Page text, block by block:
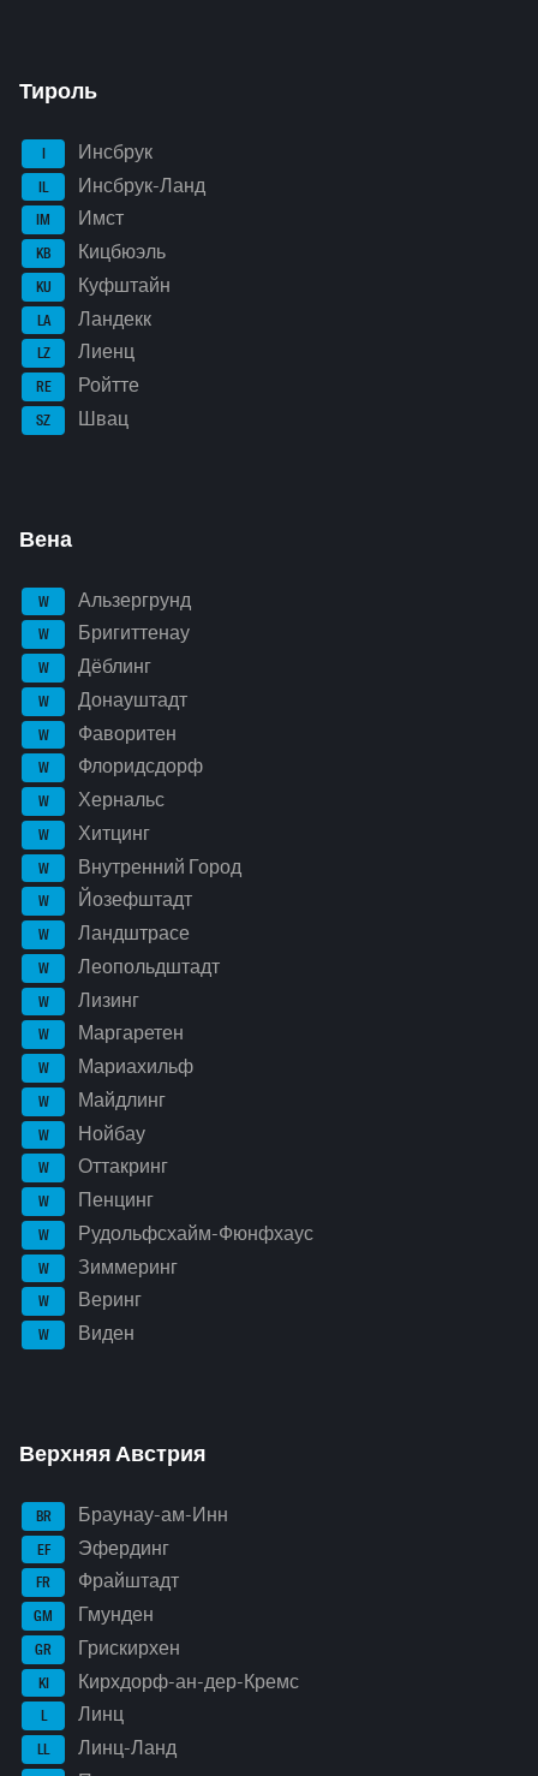
Тироль
I Инсбрук
IL Инсбрук-Ланд
IM Имст
KB Кицбюэль
KU Куфштайн
LA Ландекк
LZ Лиенц
RE Ройтте
SZ Швац
Вена
W Альзергрунд
W Бригиттенау
W Дёблинг
W Донауштадт
W Фаворитен
W Флоридсдорф
W Хернальс
W Хитцинг
W Внутренний Город
W Йозефштадт
W Ландштрасе
W Леопольдштадт
W Лизинг
W Маргаретен
W Мариахильф
W Майдлинг
W Нойбау
W Оттакринг
W Пенцинг
W Рудольфсхайм-Фюнфхаус
W Зиммеринг
W Веринг
W Виден
Верхняя Австрия
BR Браунау-ам-Инн
EF Эфердинг
FR Фрайштадт
GM Гмунден
GR Грискирхен
KI Кирхдорф-ан-дер-Кремс
L Линц
LL Линц-Ланд